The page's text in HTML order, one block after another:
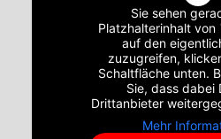
Sie sehen
Platzhalterinhalt von
auf den
zuzugreifen,
Schaltfläche unten.
Sie, dass dabei
Drittanbieter
Mehr